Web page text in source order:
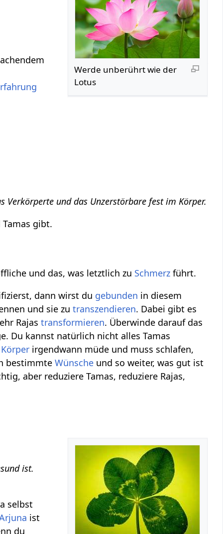
Werde unberührt wie der
Lotus
Verkörperte und das Unzerstörbare fest im Körper.
gibt.
und das, was letztlich zu Schmerz führt.
dann wirst du gebunden in diesem
und sie zutranszendieren. Dabei gibt es
Rajastransformieren. Überwinde darauf das
Du kannst natürlich nicht alles Tamas
Körper irgendwann müde und muss schlafen,
bestimmteWünsche und so weiter, was gut ist
aber reduziere Tamas, reduziere Rajas,
ist.
selbst
ist
du